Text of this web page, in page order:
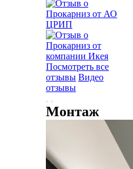
Посмотреть все
отзывы Видео
отзывы
Монтаж